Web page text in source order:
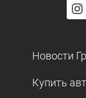
Новости
Купить